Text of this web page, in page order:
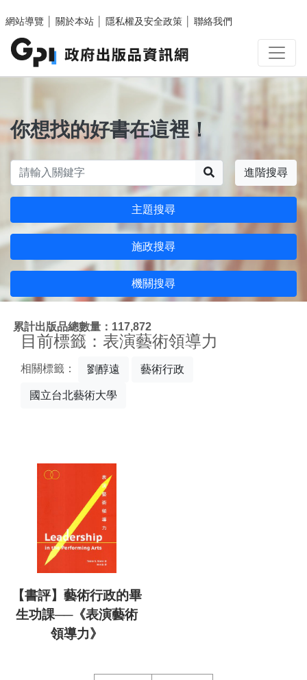
網站導覽
關於本站 隱私權及安全政策 聯絡我們
你想找的好書在這裡！
進階搜尋
主題搜尋
施政搜尋
機關搜尋
累計出版品總數量：117,872
目前標籤：表演藝術領導力
相關標籤： 劉醇遠 藝術行政
國立台北藝術大學
【書評】藝術行政的畢
生功課──《表演藝術
領導力》